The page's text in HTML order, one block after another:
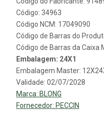
Código: 34963
Código NCM: 17049090
Código de Barras do
Código de Barras da Caixa
Embalagem: 24X1
Embalagem Master:
Validade: 02/07/2028
Marca: BLONG
Fornecedor: PECCIN